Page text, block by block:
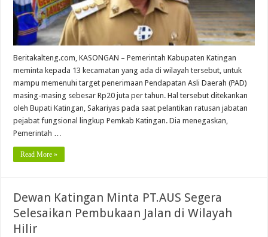
Beritakalteng.com, KASONGAN – Pemerintah Kabupaten Katingan
meminta kepada 13 kecamatan yang ada di wilayah tersebut, untuk
mampu memenuhi target penerimaan Pendapatan Asli Daerah (PAD)
masing-masing sebesar Rp20 juta per tahun. Hal tersebut ditekankan
oleh Bupati Katingan, Sakariyas pada saat pelantikan ratusan jabatan
pejabat fungsional lingkup Pemkab Katingan. Dia menegaskan,
Pemerintah …
Read More »
Dewan Katingan Minta PT.AUS Segera
Selesaikan Pembukaan Jalan di Wilayah
Hilir